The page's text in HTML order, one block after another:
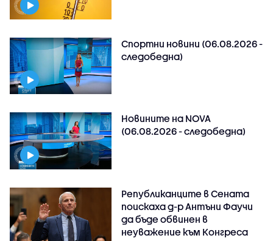
Спортни новини (06.08.2026 -
следобедна)
Новините на NOVA
(06.08.2026 - следобедна)
Републиканците в Сената
поискаха д-р Антъни Фаучи
да бъде обвинен в
неуважение към Конгреса